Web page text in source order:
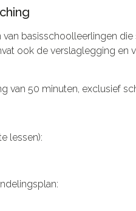
basisschoolleerlingen
ook de verslaglegging
van 50 minuten, exclusief
lessen):